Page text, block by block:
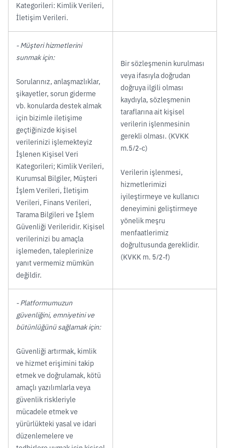
Kategorileri: Kimlik Verileri,
İletişim Verileri.
- Müşteri hizmetlerini
sunmak için:
Sorularınız, anlaşmazlıklar,
şikayetler, sorun giderme
vb. konularda destek almak
için bizimle iletişime
geçtiğinizde kişisel
verilerinizi işlemekteyiz
İşlenen Kişisel Veri
Kategorileri; Kimlik Verileri,
Kurumsal Bilgiler, Müşteri
İşlem Verileri, İletişim
Verileri, Finans Verileri,
Tarama Bilgileri ve İşlem
Güvenliği Verileridir. Kişisel
verilerinizi bu amaçla
işlemeden, taleplerinize
yanıt vermemiz mümkün
değildir.
Bir sözleşmenin kurulması
veya ifasıyla doğrudan
doğruya ilgili olması
kaydıyla, sözleşmenin
taraflarına ait kişisel
verilerin işlenmesinin
gerekli olması. (KVKK
m.5/2-c)
Verilerin işlenmesi,
hizmetlerimizi
iyileştirmeye ve kullanıcı
deneyimini geliştirmeye
yönelik meşru
menfaatlerimiz
doğrultusunda gereklidir.
(KVKK m. 5/2-f)
- Platformumuzun
güvenliğini, emniyetini ve
bütünlüğünü sağlamak için:
Güvenliği artırmak, kimlik
ve hizmet erişimini takip
etmek ve doğrulamak, kötü
amaçlı yazılımlarla veya
güvenlik riskleriyle
mücadele etmek ve
yürürlükteki yasal ve idari
düzenlemelere ve